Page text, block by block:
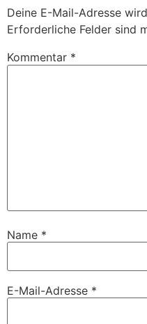
Deine E-Mail-Adresse
Erforderliche Felder sind
Kommentar *
Name *
E-Mail-Adresse *